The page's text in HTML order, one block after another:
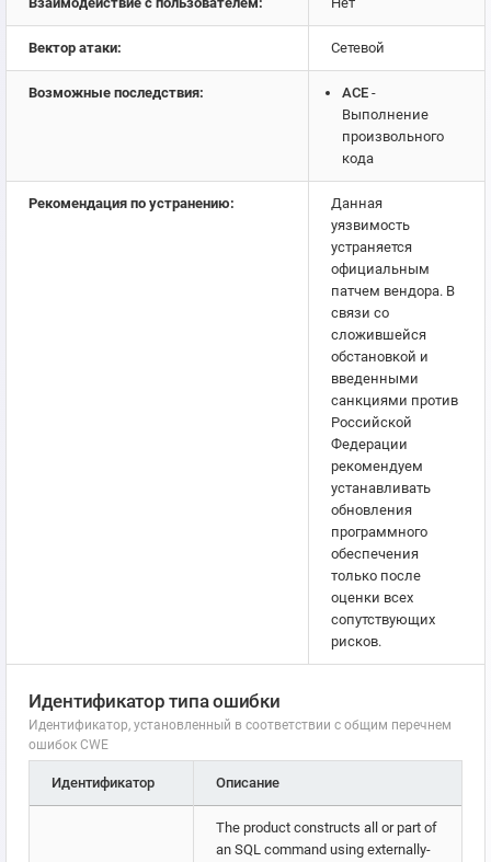
Вектор атаки: Сетевой
Возможные последствия: ACE -
Выполнение
произвольного
кода
Рекомендация по устранению:
Данная
уязвимость
устраняется
официальным
патчем вендора. В
связи со
сложившейся
обстановкой и
введенными
санкциями против
Российской
Федерации
рекомендуем
устанавливать
обновления
программного
обеспечения
только после
оценки всех
сопутствующих
рисков.
Идентификатор типа ошибки
Идентификатор, установленный в соответствии с общим перечнем
ошибок CWE
Идентификатор Описание
The product constructs all or part of
an SQL command using externally-